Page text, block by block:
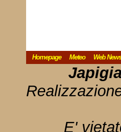
Homepage Meteo Web News
E'